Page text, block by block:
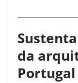
da
Portugal